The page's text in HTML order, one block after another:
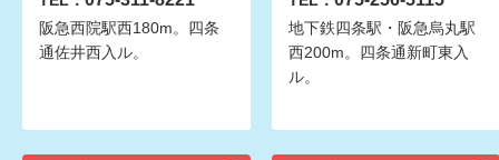
阪急西院駅西180m。四条
通佐井西入ル。
地下鉄四条駅・阪急烏丸駅
西200m。四条通新町東入
ル。